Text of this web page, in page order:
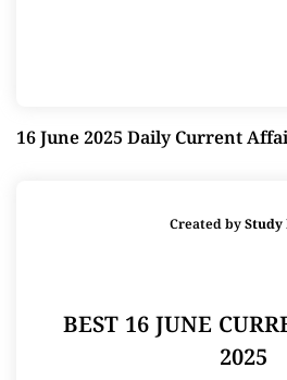
16 June 2025 Daily Current
Created byStudy
BEST 16 JUNE
2025